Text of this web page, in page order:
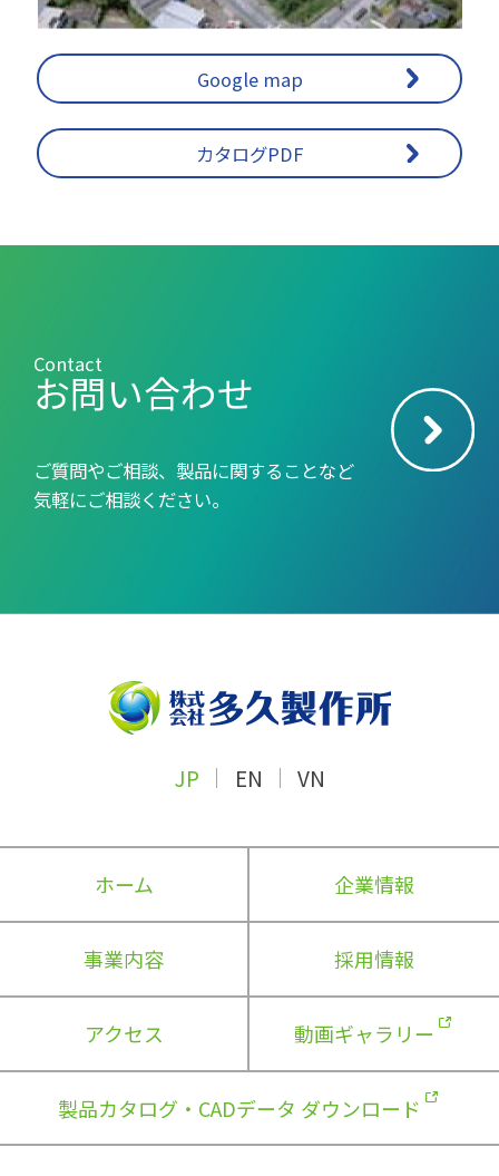
Google map
カタログPDF
お問い合わせ
Contact
ご質問やご相談、製品に関することなど
気軽にご相談ください。
JP EN VN
ホーム 企業情報
事業内容 採用情報
アクセス
製品カタログ・CADデータ ダウンロード
動画ギャラリー